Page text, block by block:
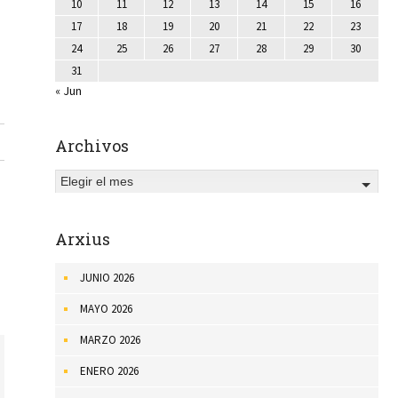
10 11 12 13 14 15
16
17
18 19 20 21 22
23
24
25 26 27 28 29
30
31
« Jun
Archivos
Elegir el mes
Arxius
JUNIO 2026
MAYO 2026
MARZO 2026
ENERO 2026